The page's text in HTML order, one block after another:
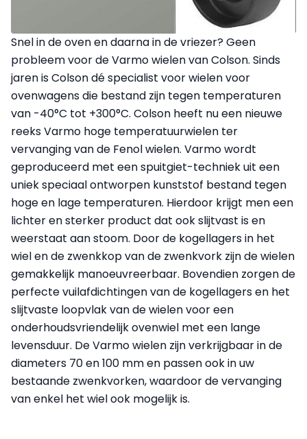
Snel in de oven en daarna in de vriezer? Geen
probleem voor de Varmo wielen van Colson. Sinds
jaren is Colson dé specialist voor wielen voor
ovenwagens die bestand zijn tegen temperaturen
van -40°C tot +300°C. Colson heeft nu een nieuwe
reeks Varmo hoge temperatuurwielen ter
vervanging van de Fenol wielen. Varmo wordt
geproduceerd met een spuitgiet-techniek uit een
uniek speciaal ontworpen kunststof bestand tegen
hoge en lage temperaturen. Hierdoor krijgt men een
lichter en sterker product dat ook slijtvast is en
weerstaat aan stoom. Door de kogellagers in het
wiel en de zwenkkop van de zwenkvork zijn de wielen
gemakkelijk manoeuvreerbaar. Bovendien zorgen de
perfecte vuilafdichtingen van de kogellagers en het
slijtvaste loopvlak van de wielen voor een
onderhoudsvriendelijk ovenwiel met een lange
levensduur. De Varmo wielen zijn verkrijgbaar in de
diameters 70 en 100 mm en passen ook in uw
bestaande zwenkvorken, waardoor de vervanging
van enkel het wiel ook mogelijk is.